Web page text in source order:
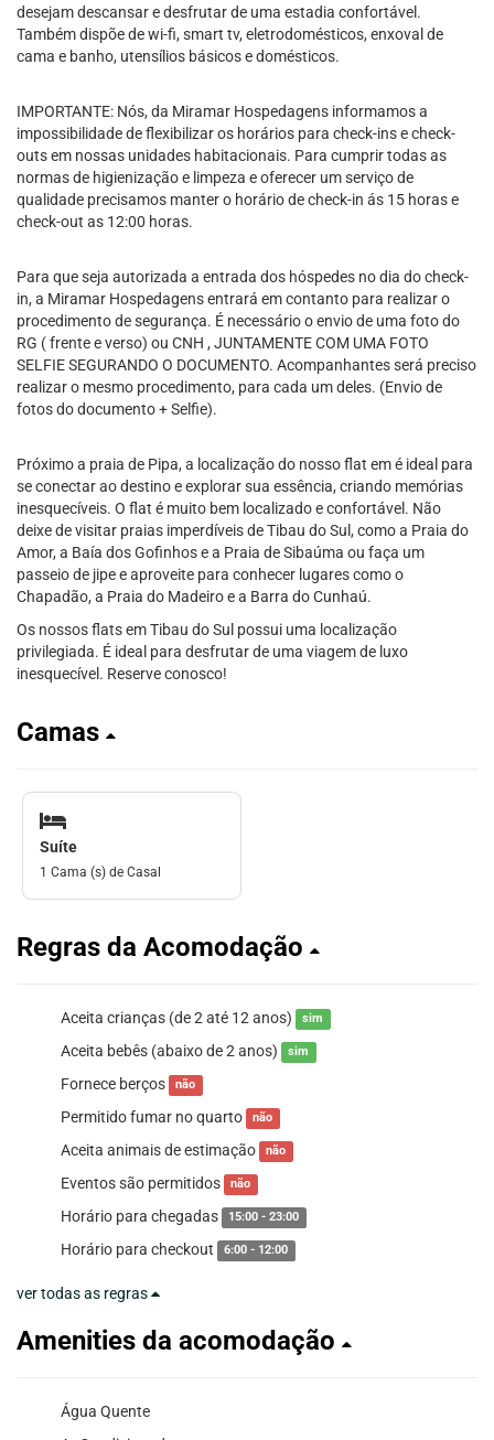
desejam descansar e desfrutar de uma estadia confortável.
Também dispõe de wi-fi, smart tv, eletrodomésticos, enxoval de
cama e banho, utensílios básicos e domésticos.
IMPORTANTE: Nós, da Miramar Hospedagens informamos a
impossibilidade de flexibilizar os horários para check-ins e check-
outs em nossas unidades habitacionais. Para cumprir todas as
normas de higienização e limpeza e oferecer um serviço de
qualidade precisamos manter o horário de check-in ás 15 horas e
check-out as 12:00 horas.
Para que seja autorizada a entrada dos hóspedes no dia do check-
in, a Miramar Hospedagens entrará em contanto para realizar o
procedimento de segurança. É necessário o envio de uma foto do
RG ( frente e verso) ou CNH , JUNTAMENTE COM UMA FOTO
SELFIE SEGURANDO O DOCUMENTO. Acompanhantes será preciso
realizar o mesmo procedimento, para cada um deles. (Envio de
fotos do documento + Selfie).
Próximo a praia de Pipa, a localização do nosso flat em é ideal para
se conectar ao destino e explorar sua essência, criando memórias
inesquecíveis. O flat é muito bem localizado e confortável. Não
deixe de visitar praias imperdíveis de Tibau do Sul, como a Praia do
Amor, a Baía dos Gofinhos e a Praia de Sibaúma ou faça um
passeio de jipe e aproveite para conhecer lugares como o
Chapadão, a Praia do Madeiro e a Barra do Cunhaú.
Os nossos flats em Tibau do Sul possui uma localização
privilegiada. É ideal para desfrutar de uma viagem de luxo
inesquecível. Reserve conosco!
Camas
Suíte
1 Cama (s) de Casal
Regras da Acomodação
Aceita crianças (de 2 até 12 anos) sim
Aceita bebês (abaixo de 2 anos) sim
Fornece berços não
Permitido fumar no quarto não
Aceita animais de estimação não
Eventos são permitidos não
Horário para chegadas 15:00 - 23:00
Horário para checkout 6:00 - 12:00
ver todas as regras
Amenities da acomodação
Água Quente